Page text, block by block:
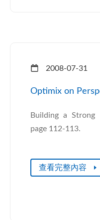
2008-07-31
Optimix on
Building a Strong
page 112-113.
查看完整內容